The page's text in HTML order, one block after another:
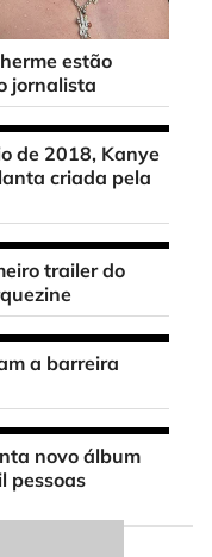
estão
jornalista
de 2018, Kanye
criada pela
trailer do
a barreira
novo álbum
pessoas